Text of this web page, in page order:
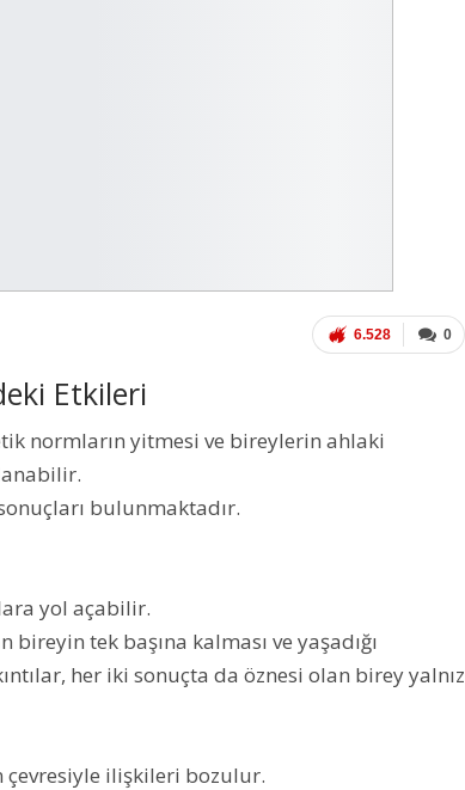
0
6.528
Etkileri
normların yitmesi ve bireylerin ahlaki
bulunmaktadır.
yol açabilir.
tek başına kalması ve yaşadığı
her iki sonuçta da öznesi olan birey yalnız
ilişkileri bozulur.